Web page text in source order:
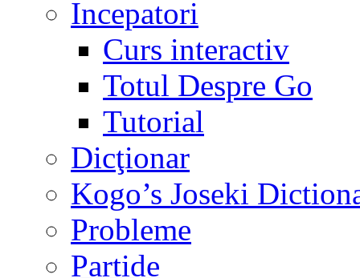
Incepatori
Curs interactiv
Totul Despre Go
Tutorial
Dicţionar
Kogo’s Joseki
Probleme
Partide